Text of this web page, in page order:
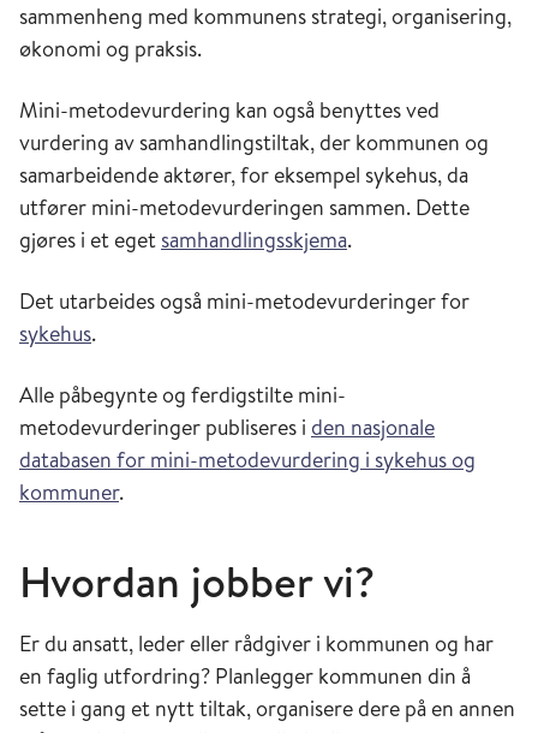
sammenheng med kommunens strategi, organisering,
økonomi og praksis.
Mini-metodevurdering kan også benyttes ved
vurdering av samhandlingstiltak, der kommunen og
samarbeidende aktører, for eksempel sykehus, da
utfører mini-metodevurderingen sammen. Dette
gjøres i et eget samhandlingsskjema.
Det utarbeides også mini-metodevurderinger for
sykehus.
Alle påbegynte og ferdigstilte mini-
metodevurderinger publiseres i den nasjonale
databasen for mini-metodevurdering i sykehus og
kommuner.
Hvordan jobber vi?
Er du ansatt, leder eller rådgiver i kommunen og har
en faglig utfordring? Planlegger kommunen din å
sette i gang et nytt tiltak, organisere dere på en annen